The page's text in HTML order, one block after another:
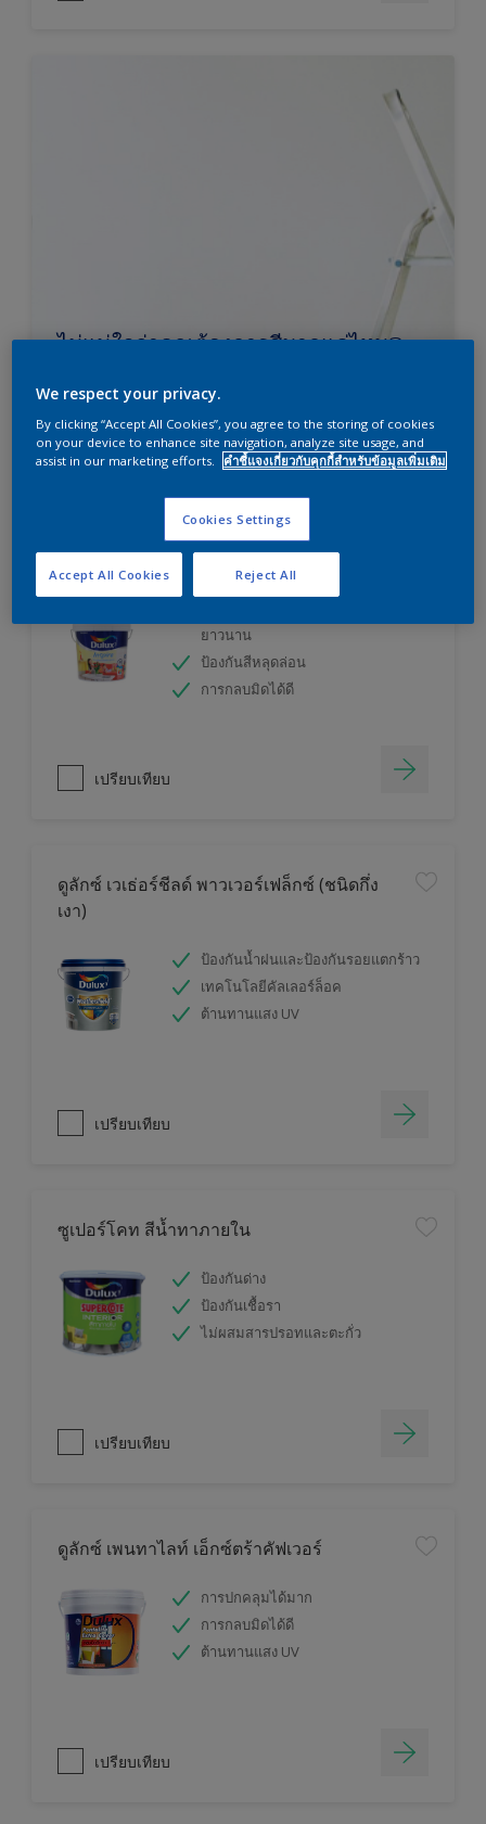
ไม่แน่ใจว่าคุณต้องการสีมากแค่ไหน?
ลองใช้เครื่องคำนวณสีของเราแล้วหาคำตอบ
เครื่องคิดเลขสี
ดูลักซ์ อินสไปร์ สีน้ำทาภายใน (ชนิดกึ่งเงา)
ยาวนาน
ป้องกันสีหลุดล่อน
การกลบมิดได้ดี
เปรียบเทียบ
ดูลักซ์ เวเธ่อร์ชีลด์ พาวเวอร์เฟล็กซ์ (ชนิดกึ่ง
เงา)
ป้องกันน้ำฝนและป้องกันรอยแตกร้าว
เทคโนโลยีคัลเลอร์ล็อค
ต้านทานแสง UV
เปรียบเทียบ
ซูเปอร์โคท สีน้ำทาภายใน
ป้องกันด่าง
ป้องกันเชื้อรา
ไม่ผสมสารปรอทและตะกั่ว
เปรียบเทียบ
ดูลักซ์ เพนทาไลท์ เอ็กซ์ตร้าคัฟเวอร์
การปกคลุมได้มาก
การกลบมิดได้ดี
ต้านทานแสง UV
เปรียบเทียบ
We respect your privacy.
By clicking “Accept All Cookies”, you agree to the storing of cookies
on your device to enhance site navigation, analyze site usage, and
assist in our marketing efforts.
คำชี้แจงเกี่ยวกับคุกกี้สำหรับข้อมูลเพิ่มเติม
Cookies Settings
Reject All
Accept All Cookies